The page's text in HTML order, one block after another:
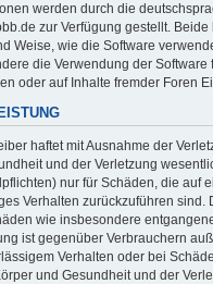
werden durch die
zur Verfügung gestellt.
Weise, wie die Software
die Verwendung der Software
oder auf Inhalte fremder Foren
haftet mit Ausnahme der
und der Verletzung
nur für Schäden, die auf
Verhalten zurückzuführen sind.
wie insbesondere
ist gegenüber Verbrauchern
Verhalten oder bei
und Gesundheit und der